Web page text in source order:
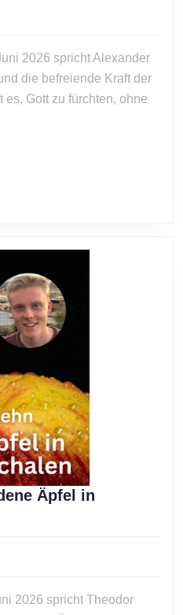
2026 spricht Alexander
die befreiende Kraft der
es, Gott zu fürchten, ohne
Äpfel in
2026 spricht Theodor